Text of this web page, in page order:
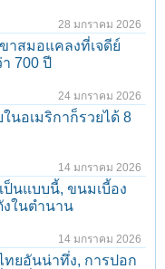
28 มกราคม 2026
าสมอแคลงที่เจดีย์
700 ปี
24 มกราคม 2026
นอเมริกาก็รวยได้ 8
14 มกราคม 2026
ป็นแบบนี้, ขนมเบี้อง
ในตำนาน
14 มกราคม 2026
ยอันน่าทึ่ง, การปอก